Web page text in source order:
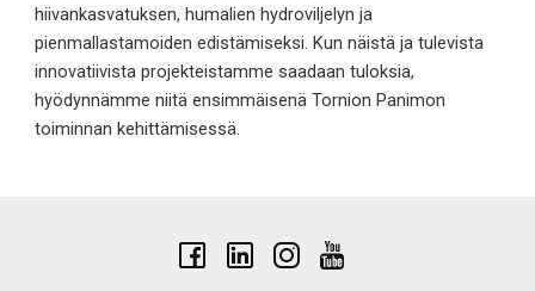
hiivankasvatuksen, humalien hydroviljelyn ja
pienmallastamoiden edistämiseksi. Kun näistä ja tulevista
innovatiivista projekteistamme saadaan tuloksia,
hyödynnämme niitä ensimmäisenä Tornion Panimon
toiminnan kehittämisessä.